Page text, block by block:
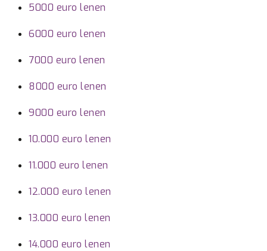
5000 euro lenen
6000 euro lenen
7000 euro lenen
8000 euro lenen
9000 euro lenen
10.000 euro lenen
11.000 euro lenen
12.000 euro lenen
13.000 euro lenen
14.000 euro lenen